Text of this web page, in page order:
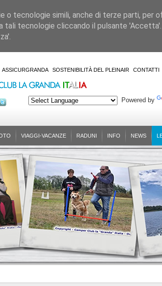
ASSICURGRANDA SOSTENIBILITÀ DEL PLEINAIR CONTATTI
Powered by
VIAGGI-VACANZE RADUNI INFO NEWS
o tecnologie simili, anche di terze parti, per
tali tecnologie cliccando il pulsante